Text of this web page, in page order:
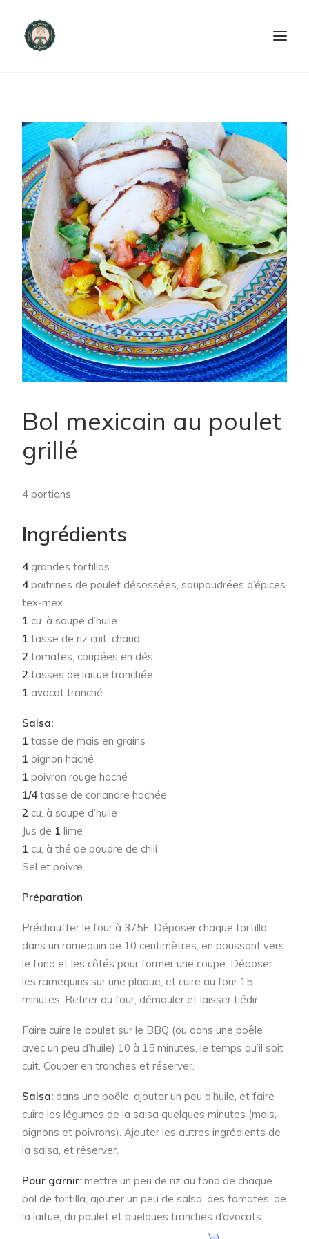
PRODUITS ET SERVICES
NOUS CONTACTER
RECETTES
FAQ
SEARCH
Bol mexicain au poulet
grillé
4 portions
Ingrédients
4 grandes tortillas
4 poitrines de poulet désossées, saupoudrées d’épices
tex-mex
1 cu. à soupe d’huile
1 tasse de riz cuit, chaud
2 tomates, coupées en dés
2 tasses de laitue tranchée
1 avocat tranché
Salsa:
1 tasse de mais en grains
1 oignon haché
1 poivron rouge haché
1/4 tasse de coriandre hachée
2 cu. à soupe d’huile
Jus de 1 lime
1 cu. à thé de poudre de chili
Sel et poivre
Préparation
Préchauffer le four à 375F. Déposer chaque tortilla
dans un ramequin de 10 centimètres, en poussant vers
le fond et les côtés pour former une coupe. Déposer
les ramequins sur une plaque, et cuire au four 15
minutes. Retirer du four, démouler et laisser tiédir.
Faire cuire le poulet sur le BBQ (ou dans une poêle
avec un peu d’huile) 10 à 15 minutes, le temps qu’il soit
cuit. Couper en tranches et réserver.
Salsa: dans une poêle, ajouter un peu d’huile, et faire
cuire les légumes de la salsa quelques minutes (mais,
oignons et poivrons). Ajouter les autres ingrédients de
la salsa, et réserver.
Pour garnir: mettre un peu de riz au fond de chaque
bol de tortilla, ajouter un peu de salsa, des tomates, de
la laitue, du poulet et quelques tranches d’avocats.